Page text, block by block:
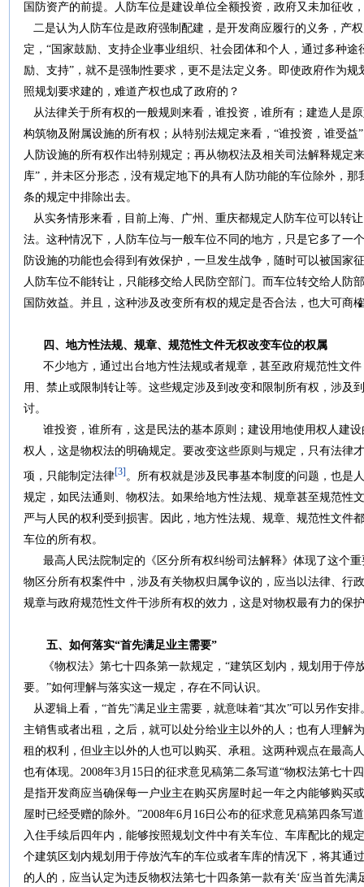
国防资产的前提。人防车位是建设单位全额投资，政府又未加征收
二是认为人防车位是政府强制配建，是开发商应履行的义务，产
定，“国家鼓励、支持企业事业组织、社会团体和个人，通过多种
励、支持”，就不是强制性要求，更不是法定义务。即使政府作为
照规划要求建的，难道产权也成了政府的？
从法律关于所有权的一般规则来看，谁投资，谁所有；建造人是
构筑物及附属设施的所有权；从特别法规定来看，“谁投资，谁受
人防设施的所有权作出特别规定；再从物权法及相关司法解释规定
库”，并未区分形态，没有规定地下的具有人防功能的车位除外，
条的规定中排除出去。
从实务情形来看，目前上海、广州、重庆都规定人防车位可以转
法。这种情况下，人防车位与一般车位不同的地方，只是它多了一
防设施的功能也会得到有效保护，一旦发生战争，随时可以被国家
人防车位不能转让，只能移交给人民防空部门。而车位转交给人防
国防效益。并且，这种涉及改变所有权的规定是否合法，也大可商
四、地方性法规、规章、规范性文件无权改变车位的权属
不少地方，通过出台地方性法规或者规章，甚至政府规范性文件
用、禁止或限制转让等。这些规定涉及到改变和限制所有权，涉及
讨。
谁投资，谁所有，这是民法的基本原则；建设用地使用权人建设
权人，这是物权法的明确规定。要改变这些原则与规定，只有法律
项，只能制定法律 [3] 。所有权就是涉及民事基本制度的问题，也是
规定，如民法通则、物权法。如果给地方性法规、规章甚至规范性
严与人民的权利受到损害。因此，地方性法规、规章、规范性文件
车位的所有权。
最高人民法院制定的《区分所有权纠纷司法解释》体现了这个重
物区分所有权案件中，涉及有关物权归属争议的，应当以法律、行
规章与政府规范性文件干涉所有权的效力，这是对物权最有力的保
五、如何落实“首先满足业主需要”
《物权法》第七十四条第一款规定，“建筑区划内，规划用于停
要。”如何理解与落实这一规定，存在不同认识。
从逻辑上看，“首先”满足业主需要，就意味着“其次”可以另作安
主销售或者出租，之后，就可以处分给业主以外的人；也有人理解
租的权利，但业主以外的人也可以购买、承租。这两种观点在最高
也有体现。2008年3月15日的征求意见稿第二条写道“物权法第七十
是指开发商应当确保每一户业主在购买房屋时起一年之内能够购买
屋时已经受赠的除外。”2008年6月16日公布的征求意见稿第四条写
入住手续后四年内，能够按照规划文件中有关车位、车库配比的规
个建筑区划内规划用于停放汽车的车位或者车库的情况下，将其通
的人的，应当认定为违反物权法第七十四条第一款有关‘应当首先满